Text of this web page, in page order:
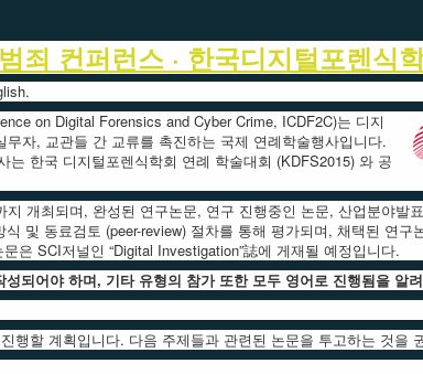
죄 컨퍼런스 · 한국디지털포렌식
on Digital Forensics and Cyber Crime, ICDF2C)는 디지
자, 교관들 간 교류를 촉진하는 국제 연례학술행사입니다.
한국 디지털포렌식학회 연례 학술대회 (KDFS2015) 와 공
개최되며, 완성된 연구논문, 연구 진행중인 논문, 산업분야발
및 동료검토 (peer-review) 절차를 통해 평가되며, 채택된 연구
은 SCI저널인 “Digital Investigation”誌에 게재될 예정입니다.
되어야 하며, 기타 유형의 참가 또한 모두 영어로 진행됨을 알
행할 계획입니다. 다음 주제들과 관련된 논문을 투고하는 것을